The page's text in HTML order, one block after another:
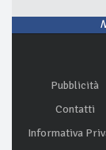
Pubblicità
Contatti
Informativa